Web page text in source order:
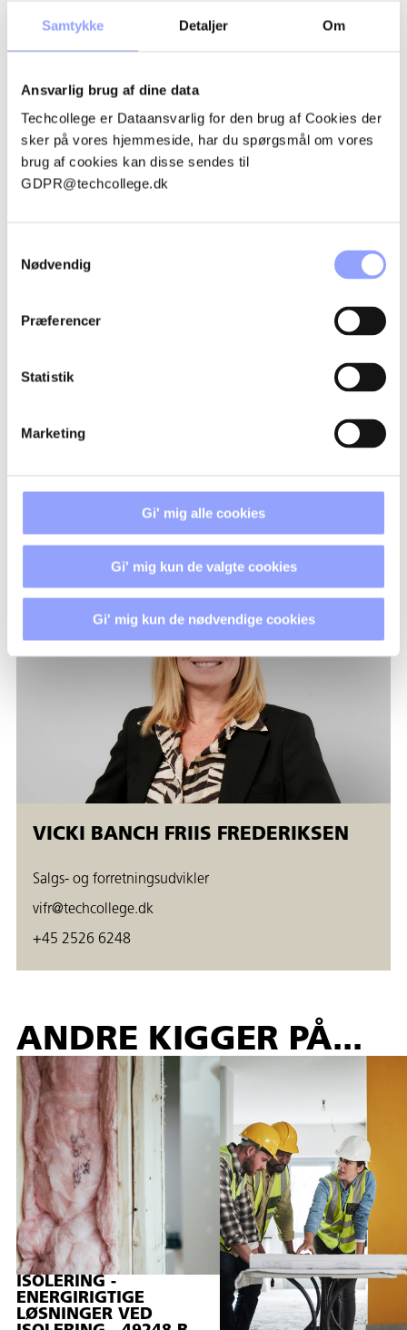
Samtykke Detaljer Om
Ansvarlig brug af dine data
Techcollege er Dataansvarlig for den brug af Cookies der
sker på vores hjemmeside, har du spørgsmål om vores
brug af cookies kan disse sendes til
GDPR@techcollege.dk
Nødvendig
Præferencer
Statistik
Marketing
Gi' mig alle cookies
Gi' mig kun de valgte cookies
Gi' mig kun de nødvendige cookies
KONTAKTPERSONER
gira@techcollege.dk
VICKI BANCH FRIIS FREDERIKSEN
Salgs- og forretningsudvikler
vifr@techcollege.dk
+45 2526 6248
ANDRE KIGGER PÅ...
ISOLERING -
ENERGIRIGTIGE
LØSNINGER VED